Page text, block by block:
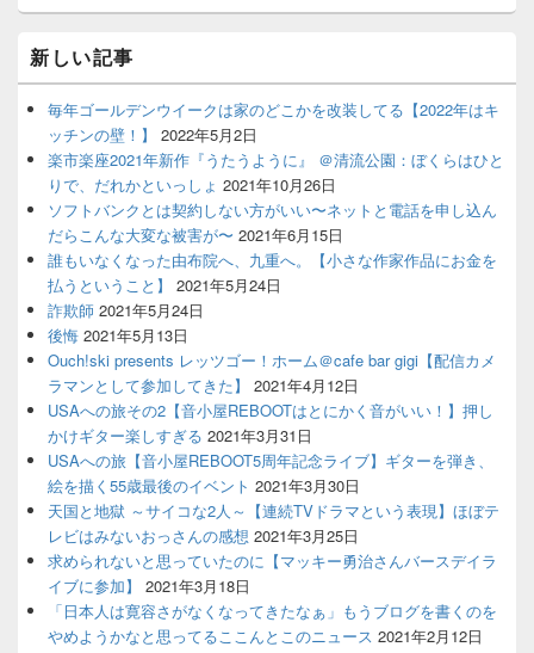
新しい記事
毎年ゴールデンウイークは家のどこかを改装してる【2022年はキ
ッチンの壁！】
2022年5月2日
楽市楽座2021年新作『うたうように』 ＠清流公園：ぼくらはひと
りで、だれかといっしょ 2021年10月26日
ソフトバンクとは契約しない方がいい〜ネットと電話を申し込ん
だらこんな大変な被害が〜 2021年6月15日
誰もいなくなった由布院へ、九重へ。【小さな作家作品にお金を
払うということ】
2021年5月24日
詐欺師 2021年5月24日
後悔 2021年5月13日
Ouch!ski presents レッツゴー！ホーム＠cafe bar gigi【配信カメ
ラマンとして参加してきた】
2021年4月12日
USAへの旅その2【音小屋REBOOTはとにかく音がいい！】押し
かけギター楽しすぎる 2021年3月31日
USAへの旅【音小屋REBOOT5周年記念ライブ】ギターを弾き、
絵を描く55歳最後のイベント 2021年3月30日
天国と地獄 ～サイコな2人～【連続TVドラマという表現】ほぼテ
レビはみないおっさんの感想 2021年3月25日
求められないと思っていたのに【マッキー勇治さんバースデイラ
イブに参加】
2021年3月18日
「日本人は寛容さがなくなってきたなぁ」もうブログを書くのを
やめようかなと思ってるここんとこのニュース 2021年2月12日